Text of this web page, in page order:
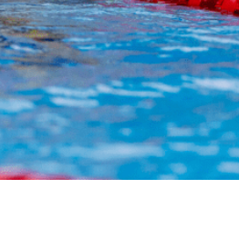
Wasserspringen
Wasserball
Synchronschwimmen
Masterssport